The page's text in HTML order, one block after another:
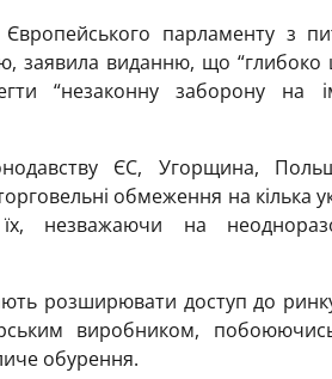
парламенту з
заявила виданню, що
“незаконну заборону на
ЄС, Угорщина,
обмеження на кілька
незважаючи на
розширювати доступ до
виробником,
обурення.